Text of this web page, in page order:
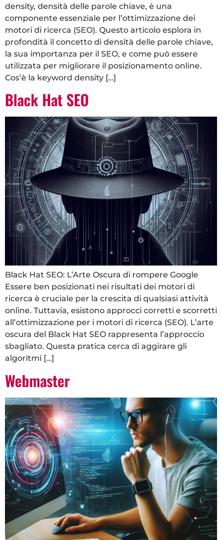
density, densità delle parole chiave, è una
componente essenziale per l’ottimizzazione dei
motori di ricerca (SEO). Questo articolo esplora in
profondità il concetto di densità delle parole chiave,
la sua importanza per il SEO, e come può essere
utilizzata per migliorare il posizionamento online.
Cos’è la keyword density […]
Black Hat SEO
Black Hat SEO: L’Arte Oscura di rompere Google
Essere ben posizionati nei risultati dei motori di
ricerca è cruciale per la crescita di qualsiasi attività
online. Tuttavia, esistono approcci corretti e scorretti
all’ottimizzazione per i motori di ricerca (SEO). L’arte
oscura del Black Hat SEO rappresenta l’approccio
sbagliato. Questa pratica cerca di aggirare gli
algoritmi […]
Webmaster